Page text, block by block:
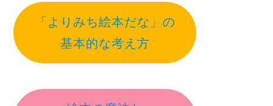
「よりみち絵本だな」の
基本的な考え方